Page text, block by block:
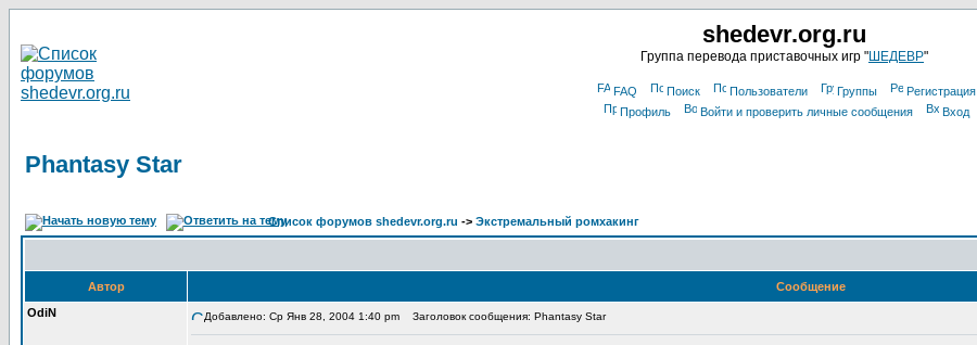
shedevr.org.ru
Группа перевода приставочных игр "ШЕДЕВР"
FAQ Поиск Пользователи Группы
Регистрация
Профиль
Войти и проверить личные сообщения Вход
Phantasy Star
Список форумов shedevr.org.ru -> Экстремальный ромхакинг
Автор
Сообщение
OdiN
Добавлено: Ср Янв 28, 2004 1:40 pm Заголовок сообщения: Phantasy Star